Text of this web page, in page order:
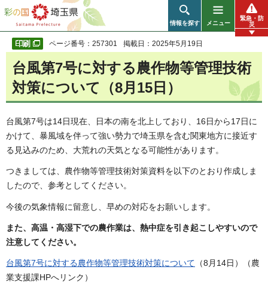
彩の国 埼玉県
情報を探す メニュー
緊急・防
災
ページ番号：257301 掲載日：2025年5月19日
台風第7号に対する農作物等管理技術
対策について（8月15日）
台風第7号は14日現在、日本の南を北上しており、16日から17日に
かけて、暴風域を伴って強い勢力で埼玉県を含む関東地方に接近す
る見込みのため、大荒れの天気となる可能性があります。
つきましては、農作物等管理技術対策資料を以下のとおり作成しま
したので、参考としてください。
今後の気象情報に留意し、早めの対応をお願いします。
また、高温・高湿下での農作業は、熱中症を引き起こしやすいので
注意してください。
台風第7号に対する農作物等管理技術対策について （8月14日）（農
業支援課HPへリンク）